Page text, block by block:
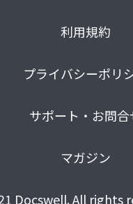
利用規約
プライバシーポリ
サポート・お問合
マガジン
Docswell. All rights